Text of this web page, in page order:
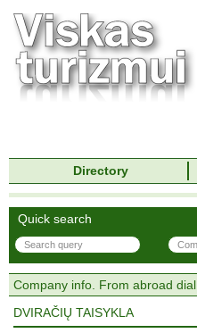
Directory
Quick search
Company info. From abroad
DVIRAČIŲ TAISYKLA